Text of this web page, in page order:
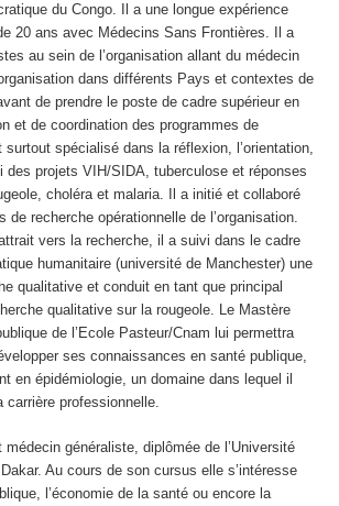
du Congo. Il a une longue expérience
20 ans avec Médecins Sans Frontières. Il a
au sein de l’organisation allant du médecin
dans différents Pays et contextes de
de prendre le poste de cadre supérieur en
et de coordination des programmes de
surtout spécialisé dans la réflexion, l’orientation,
des projets VIH/SIDA, tuberculose et réponses
choléra et malaria. Il a initié et collaboré
de recherche opérationnelle de l’organisation.
vers la recherche, il a suivi dans le cadre
humanitaire (université de Manchester) une
qualitative et conduit en tant que principal
qualitative sur la rougeole. Le Mastère
de l’Ecole Pasteur/Cnam lui permettra
ses connaissances en santé publique,
en épidémiologie, un domaine dans lequel il
carrière professionnelle.
médecin généraliste, diplômée de l’Université
Au cours de son cursus elle s’intéresse
l’économie de la santé ou encore la